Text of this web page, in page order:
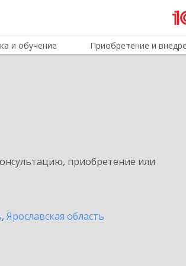
и обучение Приобретение и
приобретение или
, Ярославская область